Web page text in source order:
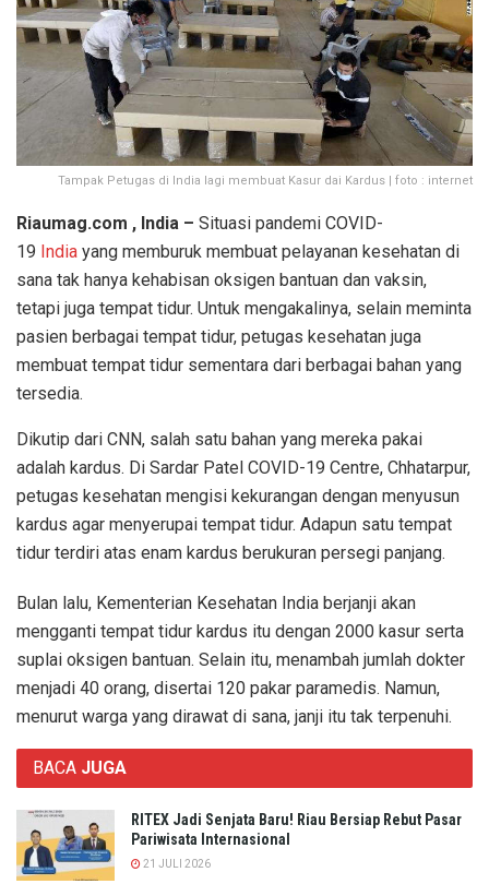
Tampak Petugas di India lagi membuat Kasur dai Kardus | foto : internet
Riaumag.com , India – Situasi pandemi COVID-
19 India yang memburuk membuat pelayanan kesehatan di
sana tak hanya kehabisan oksigen bantuan dan vaksin,
tetapi juga tempat tidur. Untuk mengakalinya, selain meminta
pasien berbagai tempat tidur, petugas kesehatan juga
membuat tempat tidur sementara dari berbagai bahan yang
tersedia.
Dikutip dari CNN, salah satu bahan yang mereka pakai
adalah kardus. Di Sardar Patel COVID-19 Centre, Chhatarpur,
petugas kesehatan mengisi kekurangan dengan menyusun
kardus agar menyerupai tempat tidur. Adapun satu tempat
tidur terdiri atas enam kardus berukuran persegi panjang.
Bulan lalu, Kementerian Kesehatan India berjanji akan
mengganti tempat tidur kardus itu dengan 2000 kasur serta
suplai oksigen bantuan. Selain itu, menambah jumlah dokter
menjadi 40 orang, disertai 120 pakar paramedis. Namun,
menurut warga yang dirawat di sana, janji itu tak terpenuhi.
BACA JUGA
RITEX Jadi Senjata Baru! Riau Bersiap Rebut Pasar
Pariwisata Internasional
21 JULI 2026